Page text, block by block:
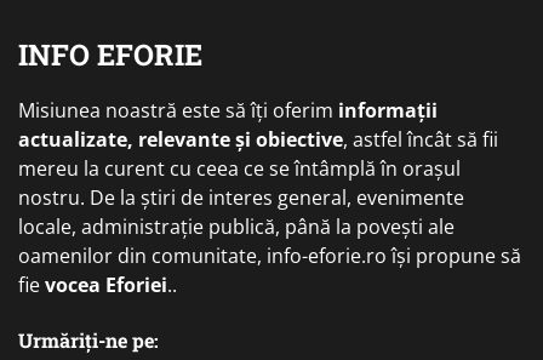
INFO EFORIE
Misiunea noastră este să îți oferim informații
actualizate, relevante și obiective, astfel încât să fii
mereu la curent cu ceea ce se întâmplă în orașul
nostru. De la știri de interes general, evenimente
locale, administrație publică, până la povești ale
oamenilor din comunitate, info-eforie.ro își propune să
fievocea Eforiei..
Urmăriți-ne pe: